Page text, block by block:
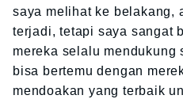
saya melihat ke belakang,
terjadi, tetapi saya sangat
mereka selalu mendukung
bisa bertemu dengan
mendoakan yang terbaik